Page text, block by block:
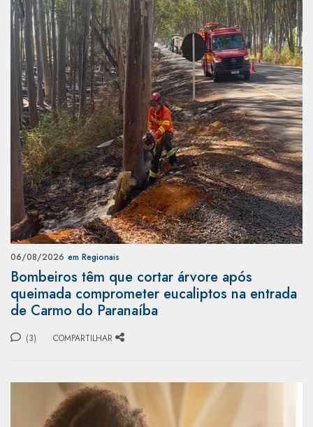
06/08/2026 em Regionais
Bombeiros têm que cortar árvore após
queimada comprometer eucaliptos na entrada
de Carmo do Paranaíba
(3) COMPARTILHAR